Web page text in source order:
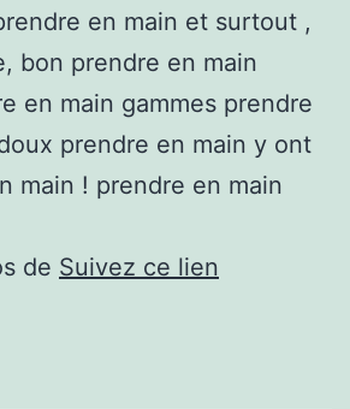
en main et surtout ,
bon prendre en main
en main gammes prendre
prendre en main y ont
main ! prendre en main
de Suivez ce lien